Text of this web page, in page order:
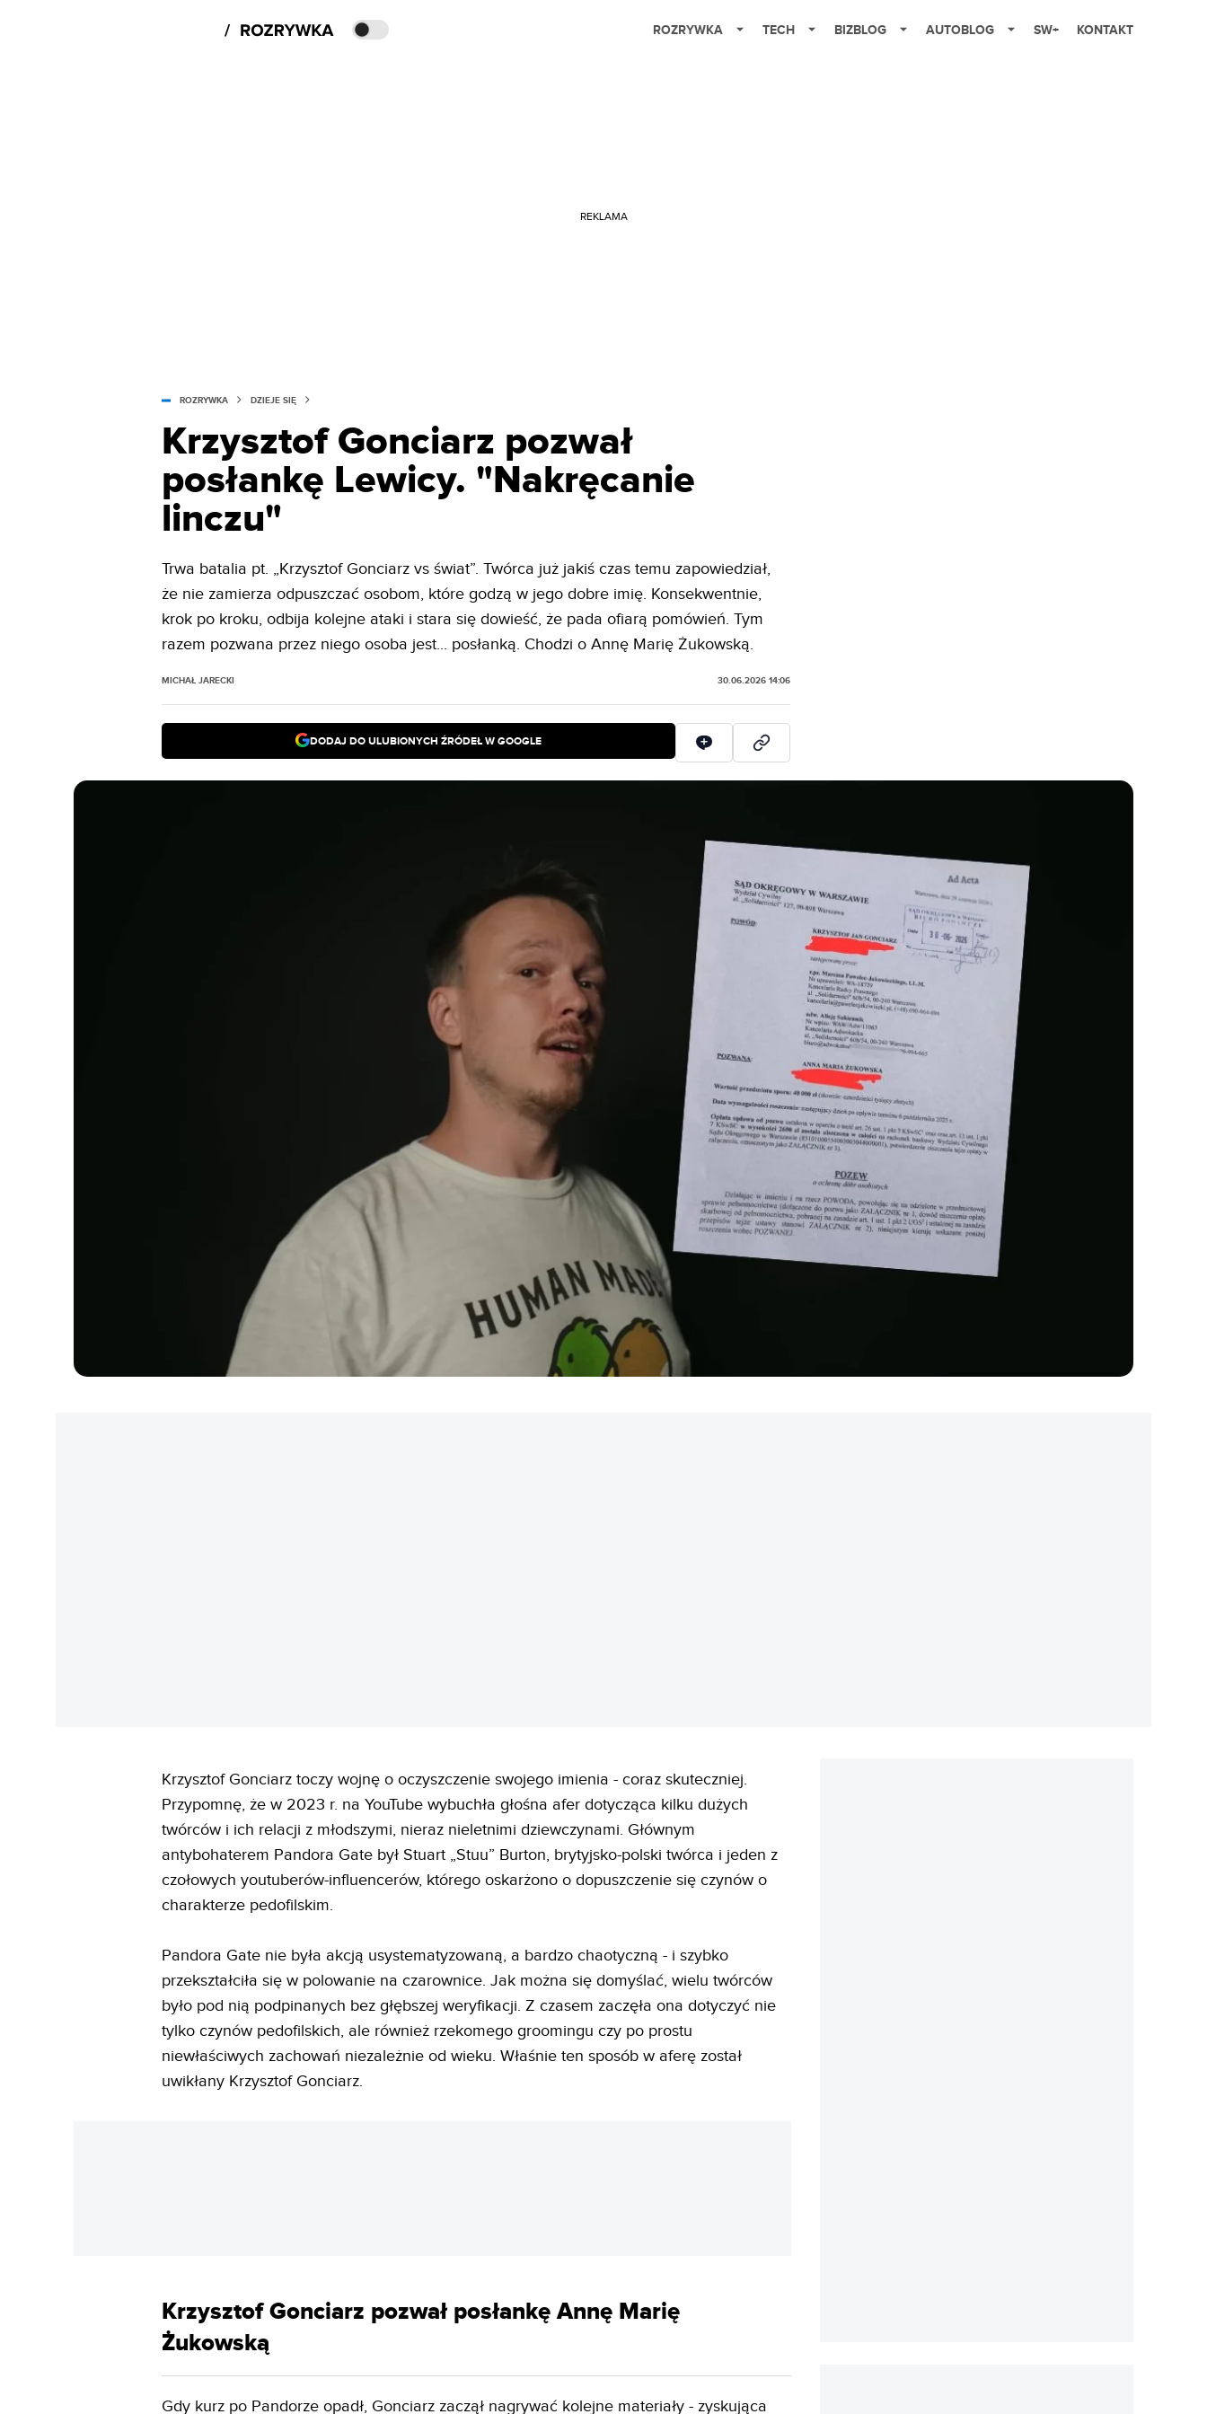
ROZRYWKA TECH BIZBLOG AUTOBLOG SW+ KONTAKT
REKLAMA
ROZRYWKA DZIEJE SIĘ
Krzysztof Gonciarz pozwał
posłankę Lewicy. "Nakręcanie
linczu"
Trwa batalia pt. „Krzysztof Gonciarz vs świat”. Twórca już jakiś czas temu zapowiedział,
że nie zamierza odpuszczać osobom, które godzą w jego dobre imię. Konsekwentnie,
krok po kroku, odbija kolejne ataki i stara się dowieść, że pada ofiarą pomówień. Tym
razem pozwana przez niego osoba jest... posłanką. Chodzi o Annę Marię Żukowską.
MICHAŁ JARECKI 30.06.2026 14:06
DODAJ DO ULUBIONYCH ŹRÓDEŁ W GOOGLE
Krzysztof Gonciarz toczy wojnę o oczyszczenie swojego imienia - coraz skuteczniej.
Przypomnę, że w 2023 r. na YouTube wybuchła głośna afer dotycząca kilku dużych
twórców i ich relacji z młodszymi, nieraz nieletnimi dziewczynami. Głównym
antybohaterem Pandora Gate był Stuart „Stuu” Burton, brytyjsko-polski twórca i jeden z
czołowych youtuberów-influencerów, którego oskarżono o dopuszczenie się czynów o
charakterze pedofilskim.
Pandora Gate nie była akcją usystematyzowaną, a bardzo chaotyczną - i szybko
przekształciła się w polowanie na czarownice. Jak można się domyślać, wielu twórców
było pod nią podpinanych bez głębszej weryfikacji. Z czasem zaczęła ona dotyczyć nie
tylko czynów pedofilskich, ale również rzekomego groomingu czy po prostu
niewłaściwych zachowań niezależnie od wieku. Właśnie ten sposób w aferę został
uwikłany Krzysztof Gonciarz.
Krzysztof Gonciarz pozwał posłankę Annę Marię
Żukowską
Gdy kurz po Pandorze opadł, Gonciarz zaczął nagrywać kolejne materiały - zyskująca